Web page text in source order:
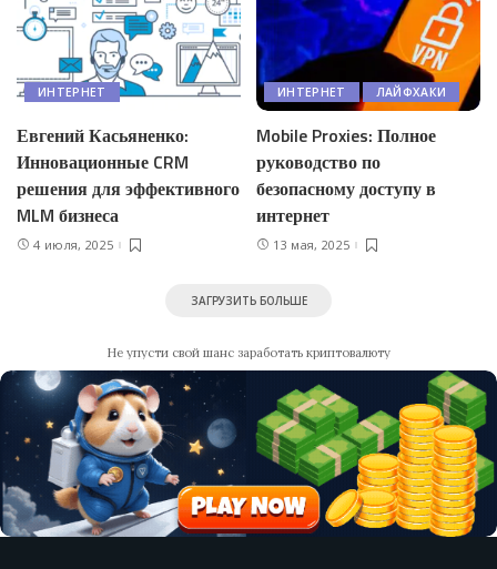
ИНТЕРНЕТ
Евгений Касьяненко:
Инновационные CRM
решения для эффективного
MLM бизнеса
4 июля, 2025
ИНТЕРНЕТ ЛАЙФХАКИ
Mobile Proxies: Полное
руководство по
безопасному доступу в
интернет
13 мая, 2025
ЗАГРУЗИТЬ БОЛЬШЕ
Не упусти свой шанс заработать криптовалюту